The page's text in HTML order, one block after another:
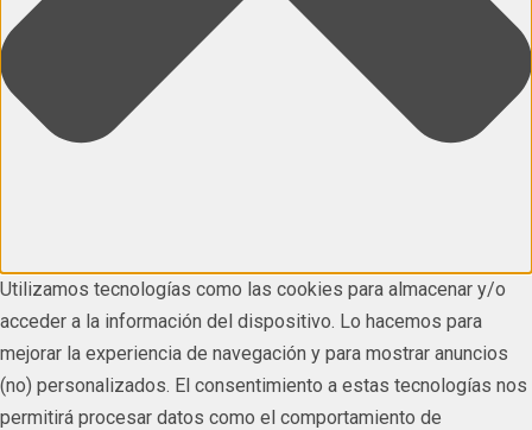
Utilizamos tecnologías como las cookies para almacenar y/o
acceder a la información del dispositivo. Lo hacemos para
mejorar la experiencia de navegación y para mostrar anuncios
(no) personalizados. El consentimiento a estas tecnologías nos
permitirá procesar datos como el comportamiento de